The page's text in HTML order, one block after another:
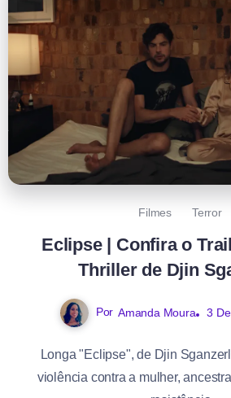
Filmes Terror
Eclipse | Confira o
Thriller de Djin
Por Amanda Moura 3
Longa "Eclipse", de Djin
violência contra a mulher,